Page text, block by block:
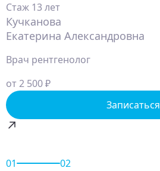
Стаж 13 лет
Кучканова
Екатерина Александровна
Врач рентгенолог
от 2 500 ₽
Записаться
01 02